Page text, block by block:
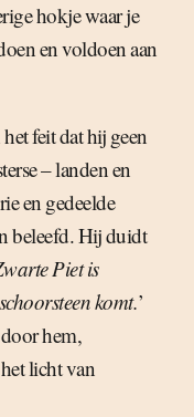
hokje waar je
en voldoen aan
feit dat hij geen
– landen en
en gedeelde
beleefd. Hij duidt
Piet is
komt.’
hem,
licht van